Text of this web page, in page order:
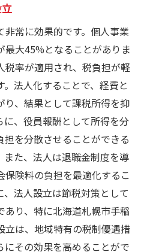
クの活用法
地域適応戦略
た商品開発
別化戦略
化に必要なステップ
化
争優位性の確立
を高める戦略
マネジメント
と改善
計画立案
もたらす経済的利点
常に効果的です。個人事業
大45%となることがありま
税率が適用され、税負担が軽
法人化することで、経費と
り、結果として課税所得を抑
に、役員報酬として所得を分
を分散させることができる
た、法人は退職金制度を導
険料の負担を最適化するこ
、法人設立は節税対策として
あり、特に北海道札幌市手稲
立は、地域特有の税制優遇措
その効果を高めることがで